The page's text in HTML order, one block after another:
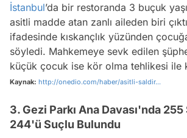
İstanbul’da bir restoranda 3 buçuk
asitli madde atan zanlı aileden biri
ifadesinde kıskançlık yüzünden çocuğa
söyledi. Mahkemeye sevk edilen
küçük çocuk ise kör olma tehlikesi ile
Kaynak: http://onedio.com/haber/asitli-saldir...
3. Gezi Parkı Ana Davası'nda 255
244'ü Suçlu Bulundu